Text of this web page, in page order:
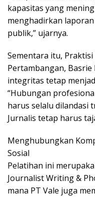
kapasitas yang
menghadirkan
publik,” ujarnya.
Sementara itu,
Pertambangan, Basrie
integritas tetap
“Hubungan
harus selalu dilandasi
Jurnalis tetap harus
Menghubungkan
Sosial
Pelatihan ini
Journalist Writing &
mana PT Vale juga